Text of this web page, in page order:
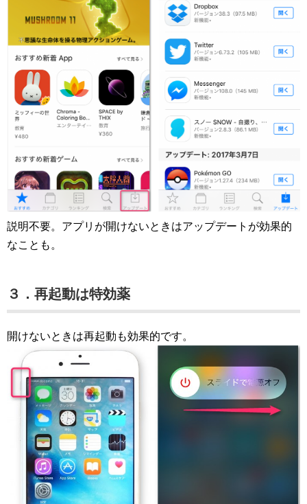
説明不要。アプリが開けないときはアップデートが効果的
なことも。
３．再起動は特効薬
開けないときは再起動も効果的です。